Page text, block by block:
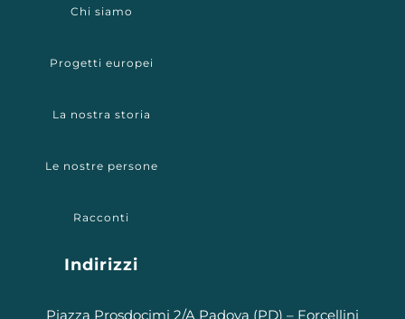
Chi siamo
Progetti europei
La nostra storia
Le nostre persone
Racconti
Indirizzi
Piazza Prosdocimi 2/A Padova (PD) – Forcellini